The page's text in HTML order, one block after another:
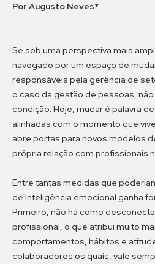
Por Augusto Neves*
Se sob uma perspectiva mais
navegado por um espaço de
responsáveis pela gerência de
o caso da gestão de pessoas,
condição. Hoje, mudar é palavra
alinhadas com o momento que
abre portas para novos modelos
própria relação com profissionais
Entre tantas medidas que
de inteligência emocional ganha
Primeiro, não há como
profissional, o que atribui muito
comportamentos, hábitos e
colaboradores os quais, vale